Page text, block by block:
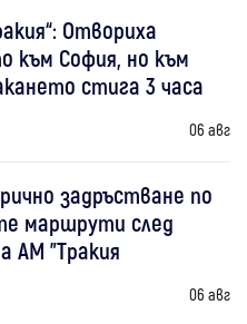
Отвориха
към София, но към
стига 3 часа
06 авг
задръстване по
маршрути след
АМ "Тракия
06 авг